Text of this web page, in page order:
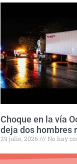
Choque en la vía
deja dos hombres
29 julio, 2026 No hay